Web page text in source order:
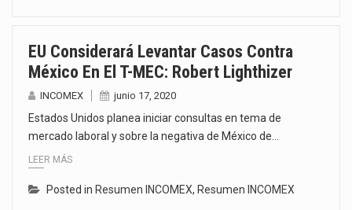
EU Considerará Levantar Casos Contra
México En El T-MEC: Robert Lighthizer
INCOMEX junio 17, 2020
Estados Unidos planea iniciar consultas en tema de
mercado laboral y sobre la negativa de México de…
LEER MÁS
Posted in Resumen INCOMEX, Resumen INCOMEX